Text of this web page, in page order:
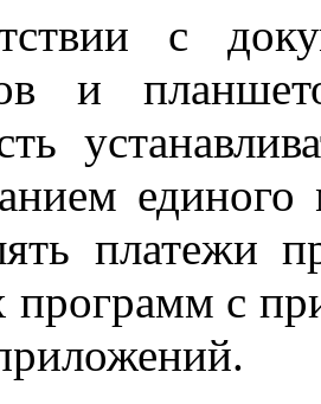
с
и
платежи
программ с